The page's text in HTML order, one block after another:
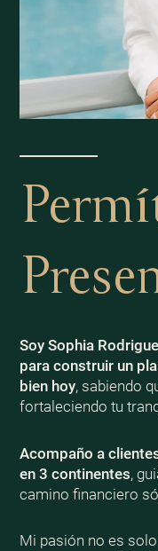
Soy Sophia
para construir un
bien hoy, sabiendo
fortaleciendo tu
Acompaño a
en 3 continentes,
camino financiero
Mi pasión no es